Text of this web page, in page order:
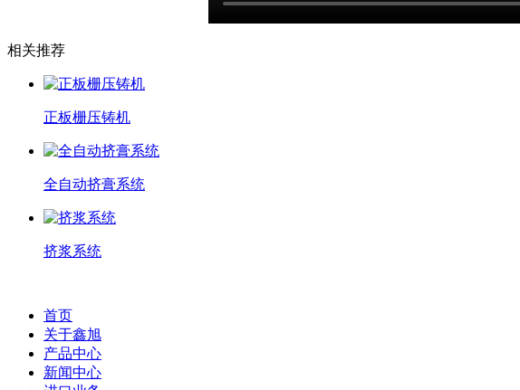
相关推荐
正板栅压铸机
全自动挤膏系统
挤浆系统
首页
关于鑫旭
产品中心
新闻中心